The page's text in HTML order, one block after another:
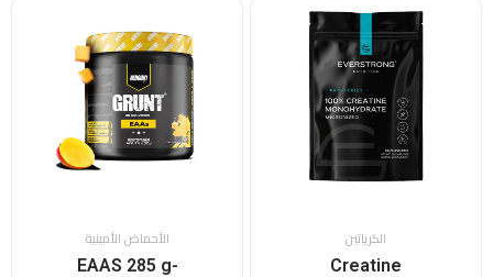
الكرياتين
Creatine
الأحماض الأمينية
EAAS 285 g-